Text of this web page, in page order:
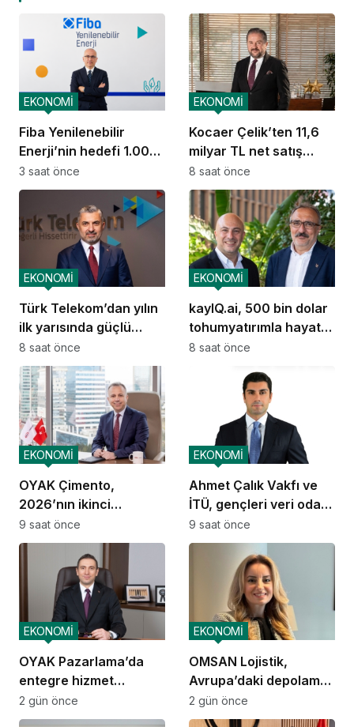
Fiba Yenilenebilir
Enerji’nin hedefi 1.000
MW
EKONOMİ
3 saat önce
Kocaer Çelik’ten 11,6
milyar TL net satış
geliri
EKONOMİ
8 saat önce
Türk Telekom’dan yılın
ilk yarısında güçlü
performans
EKONOMİ
8 saat önce
kayIQ.ai, 500 bin dolar
tohumyatırımla hayata
geçti
EKONOMİ
8 saat önce
OYAK Çimento,
2026’nın ikinci
çeyreğinde olumlu
performansını
EKONOMİ
9 saat önce
Ahmet Çalık Vakfı ve
İTÜ, gençleri veri odaklı
geleceğe hazırlıyor
EKONOMİ
9 saat önce
OYAK Pazarlama’da
entegre hizmet
ekosistemi kuruluyor
EKONOMİ
2 gün önce
OMSAN Lojistik,
Avrupa’daki depolama
ve dağıtım
operasyonlarına
EKONOMİ
2 gün önce